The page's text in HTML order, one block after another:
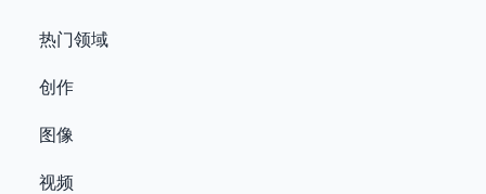
热门领域
创作
图像
视频